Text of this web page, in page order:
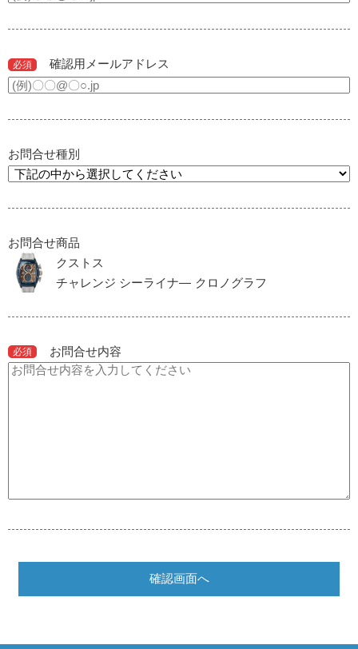
必須 確認用メールアドレス
お問合せ種別
お問合せ商品
クストス
チャレンジ シーライナ― クロノグラフ
必須 お問合せ内容